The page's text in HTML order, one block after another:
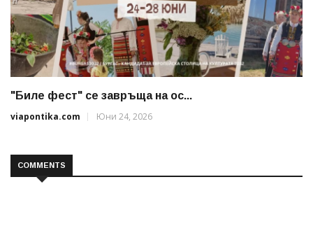
"Биле фест" се завръща на ос...
viapontika.com
Юни 24, 2026
COMMENTS